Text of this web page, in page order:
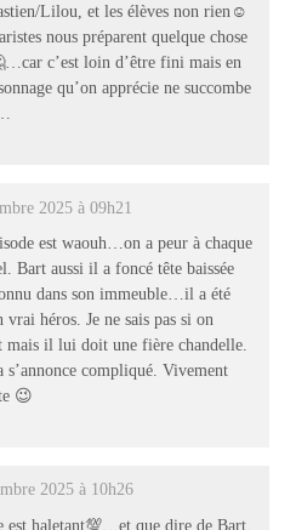
Lilou, et les élèves non rien☺️
nous préparent quelque chose
c’est loin d’être fini mais en
qu’on apprécie ne succombe
2025 à 09h21
est waouh…on a peur à chaque
Bart aussi il a foncé tête baissée
dans son immeuble…il a été
héros. Je ne sais pas si on
mais il lui doit une fière chandelle.
compliqué. Vivement
😉
2025 à 10h26
est haletant💯…et que dire de Bart,